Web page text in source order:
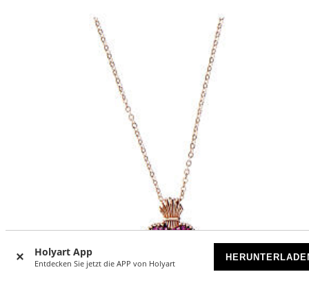
Holyart App
Entdecken Sie jetzt die APP von Holyart